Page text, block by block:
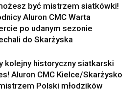
być mistrzem siatkówki!
Aluron CMC Warta
po udanym sezonie
do Skarżyska
kolejny historyczny siatkarski
Aluron CMC Kielce/Skarżysko
Polski młodzików